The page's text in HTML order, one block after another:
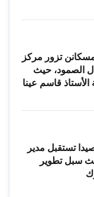
مسكانن تزور مركز
الصمود، حيث
قاسم عينا
تستقبل مدير
سبل تطوير